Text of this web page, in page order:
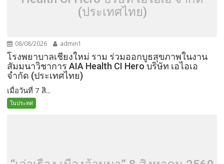
(ประเทศไทย)
08/08/2026 admin1
โรงพยาบาลเชียงใหม่ ราม ร่วมออกบูธสุขภาพในงาน
สัมมนาวิชาการ AIA Health CI Hero บริษัท เอไอเอ
จำกัด (ประเทศไทย)
เมื่อวันที่ 7 สิ...
ในประทศ